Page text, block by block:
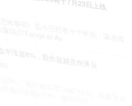
DLC“Fangs of As
中涨超8%，股价超越贵州茅台